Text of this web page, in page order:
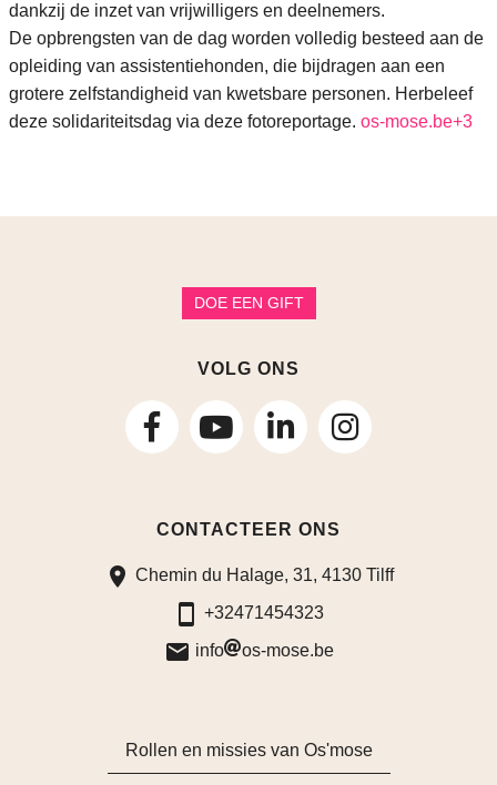
dankzij de inzet van vrijwilligers en deelnemers.
De opbrengsten van de dag worden volledig besteed aan de
opleiding van assistentiehonden, die bijdragen aan een
grotere zelfstandigheid van kwetsbare personen. Herbeleef
deze solidariteitsdag via deze fotoreportage. os-mose.be+3
DOE EEN GIFT
VOLG ONS
volg
Facebook
volg
LinkedIn
volg
CONTACTEER ONS
Chemin du Halage, 31, 4130 Tilff
+32471454323
info
os-mose.be
Rollen en missies van Os'mose